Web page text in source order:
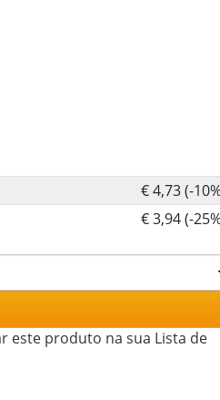
€ 4,73 (-
€ 3,94 (-
este produto na sua Lista de